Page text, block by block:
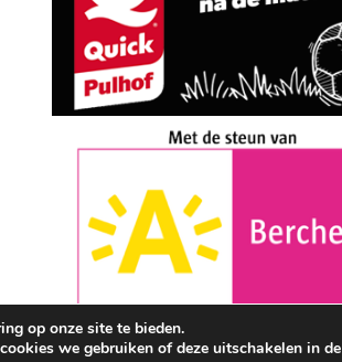
op onze site te bieden.
we gebruiken of deze uitschakelen in de